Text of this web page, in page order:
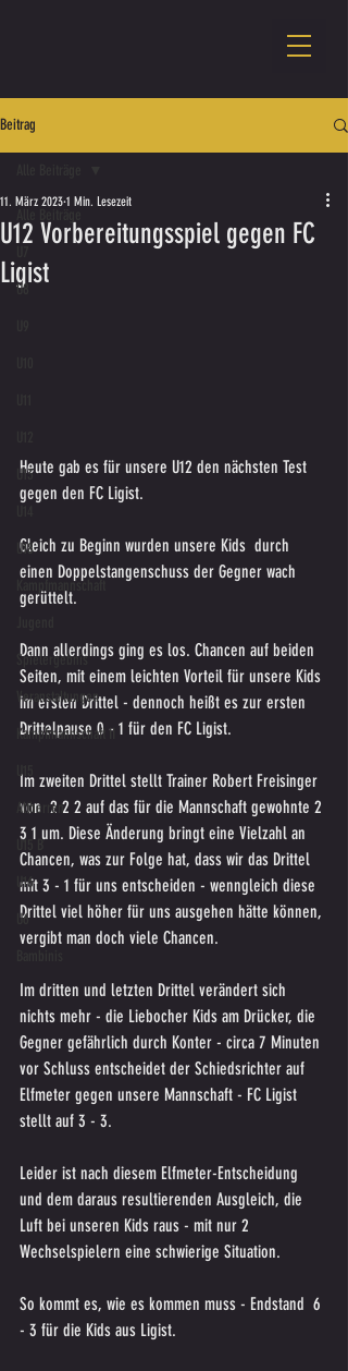
Beitrag
U8
U13
U18
Kampfmannschaft
Spielergebnis
Veranstaltungen
Kampfmannschaft II
U15
Altherren
U15 B
U16
U6
U12 Vorbereitungsspiel gegen FC
Ligist
11. März 2023 1 Min. Lesezeit
Heute gab es für unsere U12 den nächsten Test
gegen den FC Ligist.
Gleich zu Beginn wurden unsere Kids  durch
einen Doppelstangenschuss der Gegner wach
gerüttelt.
Dann allerdings ging es los. Chancen auf beiden
Seiten, mit einem leichten Vorteil für unsere Kids
im ersten Drittel - dennoch heißt es zur ersten
Drittelpause 0 - 1 für den FC Ligist.
Im zweiten Drittel stellt Trainer Robert Freisinger
von  2 2 2 auf das für die Mannschaft gewohnte 2
3 1 um. Diese Änderung bringt eine Vielzahl an
Chancen, was zur Folge hat, dass wir das Drittel
mit 3 - 1 für uns entscheiden - wenngleich diese
Drittel viel höher für uns ausgehen hätte können,
vergibt man doch viele Chancen.
Im dritten und letzten Drittel verändert sich
nichts mehr - die Liebocher Kids am Drücker, die
Gegner gefährlich durch Konter - circa 7 Minuten
vor Schluss entscheidet der Schiedsrichter auf
Elfmeter gegen unsere Mannschaft - FC Ligist
stellt auf 3 - 3.
Leider ist nach diesem Elfmeter-Entscheidung
und dem daraus resultierenden Ausgleich, die
Luft bei unseren Kids raus - mit nur 2
Wechselspielern eine schwierige Situation.
So kommt es, wie es kommen muss - Endstand  6
- 3 für die Kids aus Ligist.